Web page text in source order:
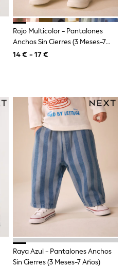
Rojo Multicolor - Pantalones
Anchos Sin Cierres (3 Meses-7
Años)
14 € - 17 €
Raya Azul - Pantalones Anchos
Sin Cierres (3 Meses-7 Años)